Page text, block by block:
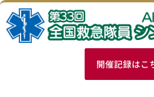
内
容
を
開催記録はこ